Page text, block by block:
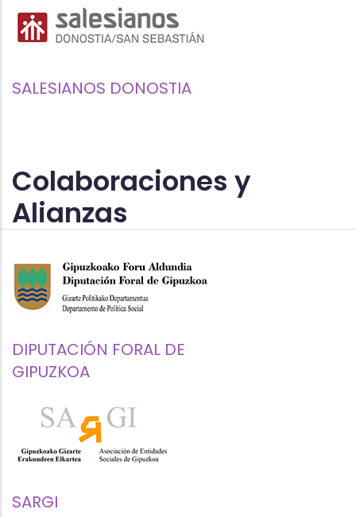
SALESIANOS DONOSTIA
Colaboraciones y
Alianzas
DIPUTACIÓN FORAL DE
GIPUZKOA
SARGI